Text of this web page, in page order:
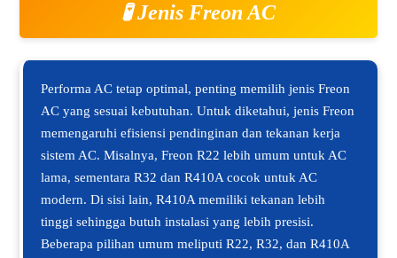
🧪 Jenis Freon AC
Performa AC tetap optimal, penting memilih jenis Freon
AC yang sesuai kebutuhan. Untuk diketahui, jenis Freon
memengaruhi efisiensi pendinginan dan tekanan kerja
sistem AC. Misalnya, Freon R22 lebih umum untuk AC
lama, sementara R32 dan R410A cocok untuk AC
modern. Di sisi lain, R410A memiliki tekanan lebih
tinggi sehingga butuh instalasi yang lebih presisi.
Beberapa pilihan umum meliputi R22, R32, dan R410A